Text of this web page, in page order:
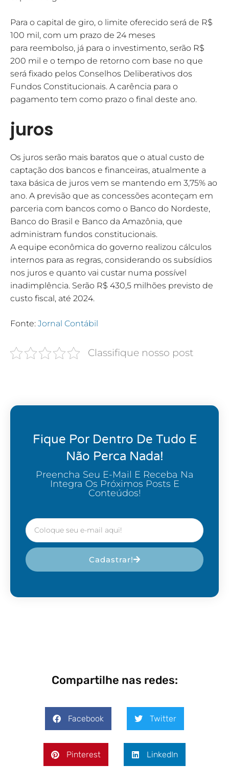
Para o capital de giro, o limite oferecido será de R$
100 mil, com um prazo de 24 meses
para reembolso, já para o investimento, serão R$
200 mil e o tempo de retorno com base no que
será fixado pelos Conselhos Deliberativos dos
Fundos Constitucionais. A carência para o
pagamento tem como prazo o final deste ano.
juros
Os juros serão mais baratos que o atual custo de
captação dos bancos e financeiras, atualmente a
taxa básica de juros vem se mantendo em 3,75% ao
ano. A previsão que as concessões aconteçam em
parceria com bancos como o Banco do Nordeste,
Banco do Brasil e Banco da Amazônia, que
administram fundos constitucionais.
A equipe econômica do governo realizou cálculos
internos para as regras, considerando os subsídios
nos juros e quanto vai custar numa possível
inadimplência. Serão R$ 430,5 milhões previsto de
custo fiscal, até 2024.
Fonte: Jornal Contábil
Classifique nosso post
Fique Por Dentro De Tudo E
Não Perca Nada!
Preencha Seu E-Mail E Receba Na
Integra Os Próximos Posts E
Conteúdos!
Cadastrar!
Compartilhe nas redes:
Facebook Twitter
Pinterest LinkedIn